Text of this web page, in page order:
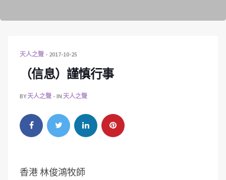
天人之聲 2017-10-25
（信息）謹慎行事
BY天人之聲 IN 天人之聲
香港 林俊鴻牧師